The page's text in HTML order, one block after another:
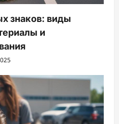
знаков: виды
и